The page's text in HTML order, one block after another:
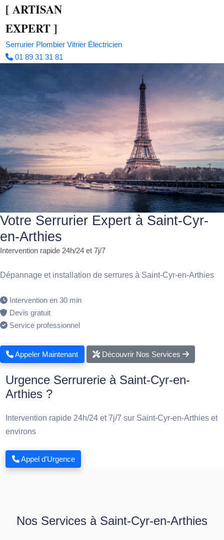
[ ARTISAN
EXPERT]
Serrurier Plombier Vitrier Électricien
01 89 31 31 81
Votre Serrurier Expert à Saint-Cyr-
en-Arthies
Intervention rapide 24h/24 et 7j/7
Dépannage et installation de serrures à Saint-Cyr-en-Arthies
Intervention en 30 min
Devis gratuit
Service professionnel
Appeler Maintenant Découvrir Nos Services
Urgence Serrurerie à Saint-Cyr-en-
Arthies ?
Intervention rapide 24h/24 et 7j/7 sur Saint-Cyr-en-Arthies et
environs
Appel d'Urgence
Nos Services à Saint-Cyr-en-Arthies